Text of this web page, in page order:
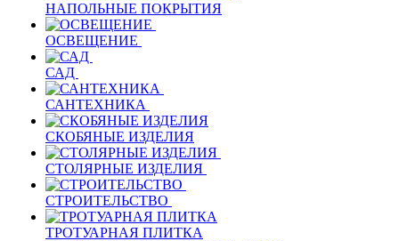
НАПОЛЬНЫЕ ПОКРЫТИЯ
ОСВЕЩЕНИЕ
САД
САНТЕХНИКА
СКОБЯНЫЕ ИЗДЕЛИЯ
СТОЛЯРНЫЕ ИЗДЕЛИЯ
СТРОИТЕЛЬСТВО
ТРОТУАРНАЯ ПЛИТКА